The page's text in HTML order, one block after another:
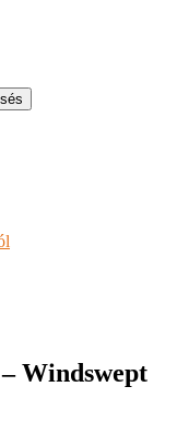
Windswept